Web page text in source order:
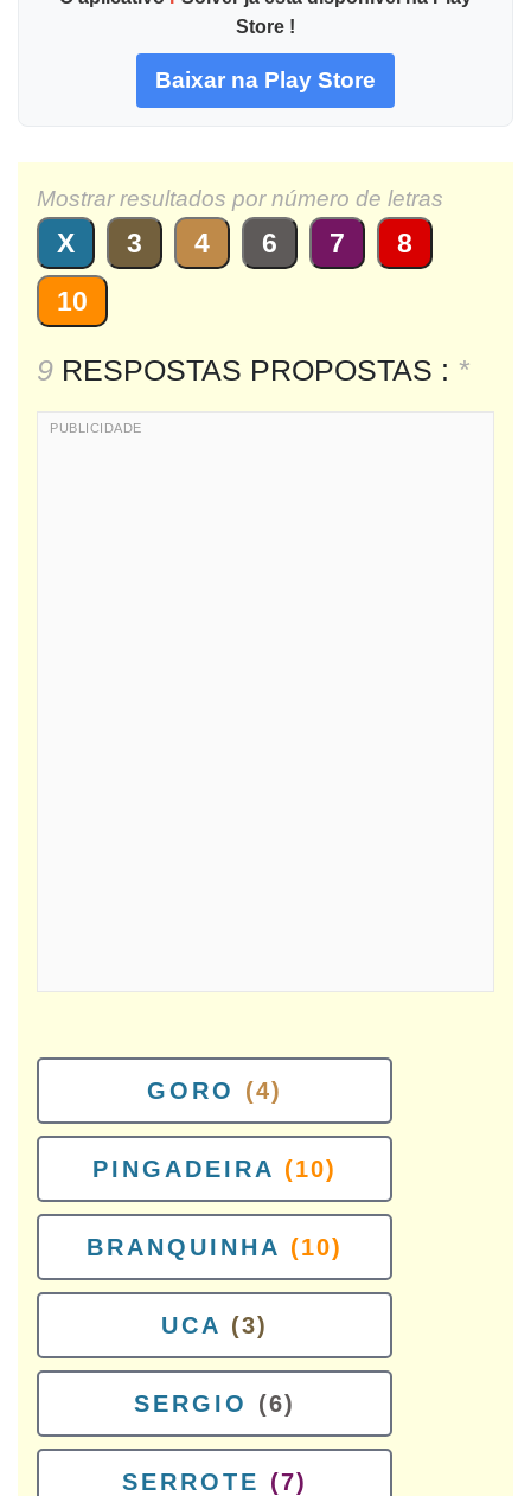
Store !
Baixar na Play Store
Mostrar resultados por número de letras
X 3 4 6 7
8
10
9 RESPOSTAS PROPOSTAS : *
GORO (4)
PINGADEIRA (10)
BRANQUINHA (10)
UCA (3)
SERGIO (6)
SERROTE (7)